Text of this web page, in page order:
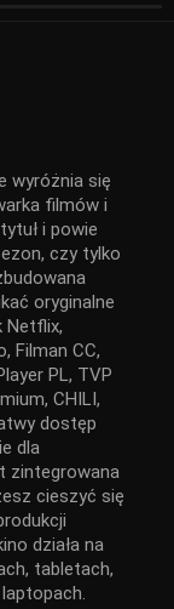
wyróżnia się
filmów i
i powie
czy tylko
oryginalne
Netflix,
Filman CC,
PL, TVP
CHILI,
dostęp
dla
zintegrowana
cieszyć się
działa na
tabletach,